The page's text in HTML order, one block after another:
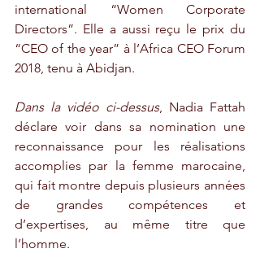
international “Women Corporate
Directors”. Elle a aussi reçu le prix du
“CEO of the year” à l’Africa CEO Forum
2018, tenu à Abidjan.
Dans la vidéo ci-dessus, Nadia Fattah
déclare voir dans sa nomination une
reconnaissance pour les réalisations
accomplies par la femme marocaine,
qui fait montre depuis plusieurs années
de grandes compétences et
d’expertises, au même titre que
l’homme.